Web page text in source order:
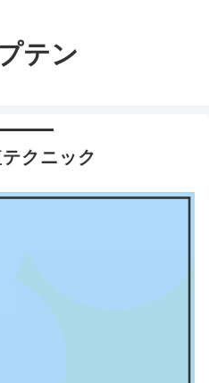
テン
クニック